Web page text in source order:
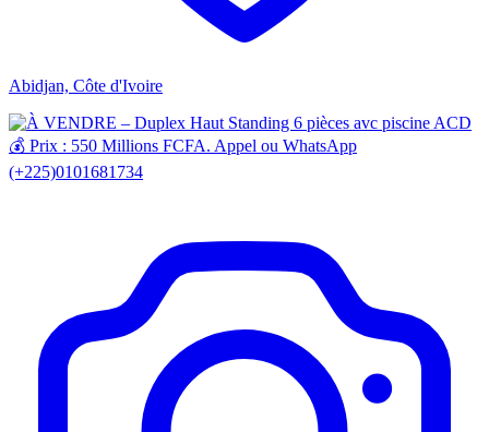
Abidjan, Côte d'Ivoire